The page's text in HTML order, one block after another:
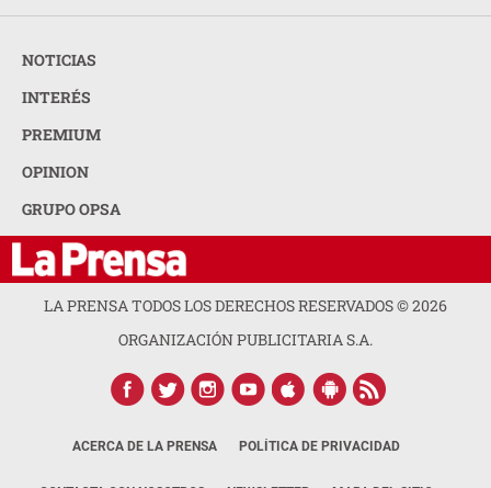
NOTICIAS
INTERÉS
PREMIUM
OPINION
GRUPO OPSA
LA PRENSA TODOS LOS DERECHOS RESERVADOS ©2026
ORGANIZACIÓN PUBLICITARIA S.A.
ACERCA DE LA PRENSA POLÍTICA DE PRIVACIDAD